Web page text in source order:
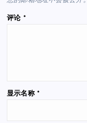
评论 *
显示名称 *